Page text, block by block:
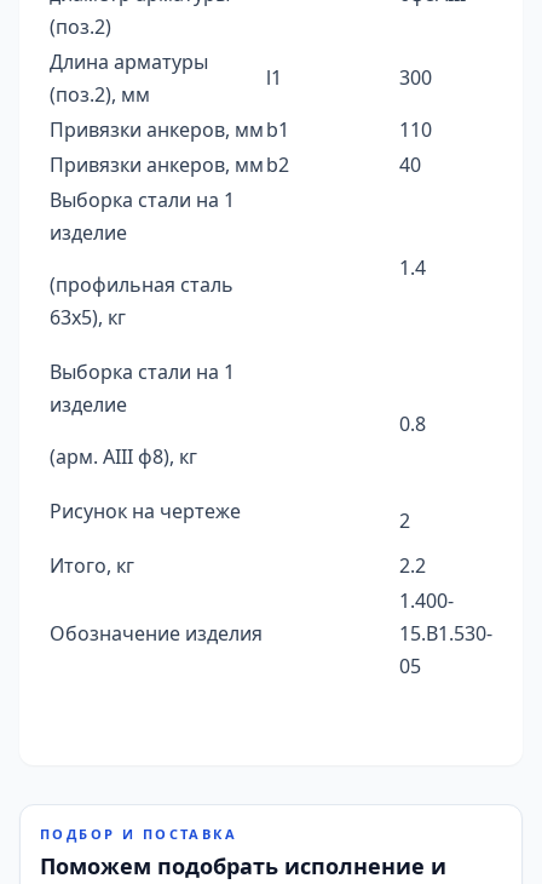
(поз.2)
Длина арматуры
(поз.2), мм
l1
300
Привязки анкеров, ммb1
110
Привязки анкеров, ммb2
40
Выборка стали на 1
изделие
(профильная сталь
63х5), кг
1.4
Выборка стали на 1
изделие
(арм. AIII ф8), кг
0.8
Рисунок на чертеже
2
Итого, кг
2.2
Обозначение изделия
1.400-
15.B1.530-
05
ПОДБОР И ПОСТАВКА
Поможем подобрать исполнение и